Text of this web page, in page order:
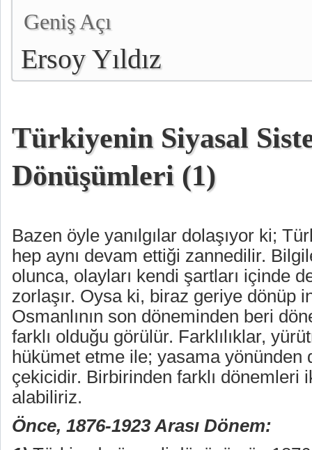
Geniş Açı
Ersoy Yıldız
Türkiyenin Siyasal
Dönüşümleri (1)
Bazen öyle yanılgılar dolaşıyor ki;
hep aynı devam ettiği zannedilir.
olunca, olayları kendi şartları içinde
zorlaşır. Oysa ki, biraz geriye dönüp
Osmanlının son döneminden beri
farklı olduğu görülür. Farklılıklar,
hükümet etme ile; yasama yönünden
çekicidir. Birbirinden farklı dönemleri
alabiliriz.
Önce, 1876-1923 Arası Dönem: